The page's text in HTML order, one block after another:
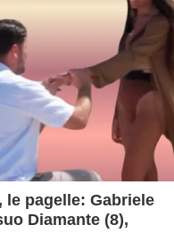
le pagelle: Gabriele
Diamante (8),